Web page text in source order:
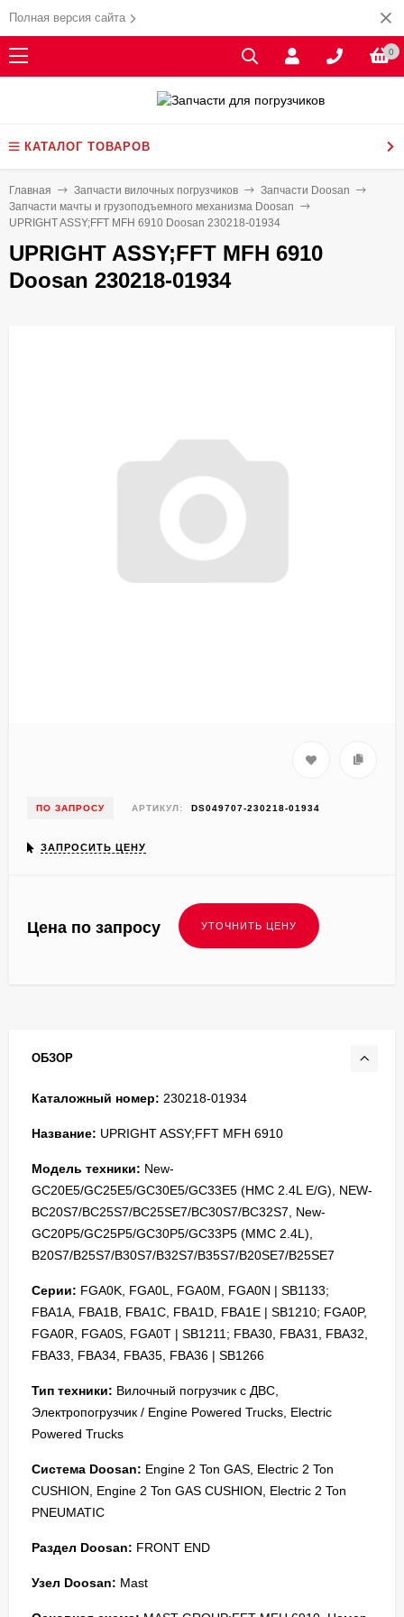
Полная версия сайта
0
КАТАЛОГ ТОВАРОВ
Главная Запчасти вилочных погрузчиков
Запчасти Doosan
Запчасти мачты и грузоподъемного механизма Doosan
UPRIGHT ASSY;FFT MFH 6910 Doosan 230218-01934
UPRIGHT ASSY;FFT MFH 6910
Doosan 230218-01934
ПО ЗАПРОСУ АРТИКУЛ: DS049707-230218-01934
ЗАПРОСИТЬ ЦЕНУ
Цена по запросу
ОБЗОР
Каталожный номер: 230218-01934
Название: UPRIGHT ASSY;FFT MFH 6910
Модель техники: New-
GC20E5/GC25E5/GC30E5/GC33E5 (HMC 2.4L E/G), NEW-
BC20S7/BC25S7/BC25SE7/BC30S7/BC32S7, New-
GC20P5/GC25P5/GC30P5/GC33P5 (MMC 2.4L),
B20S7/B25S7/B30S7/B32S7/B35S7/B20SE7/B25SE7
Серии: FGA0K, FGA0L, FGA0M, FGA0N | SB1133;
FBA1A, FBA1B, FBA1C, FBA1D, FBA1E | SB1210; FGA0P,
FGA0R, FGA0S, FGA0T | SB1211; FBA30, FBA31, FBA32,
FBA33, FBA34, FBA35, FBA36 | SB1266
Тип техники: Вилочный погрузчик с ДВС,
Электропогрузчик / Engine Powered Trucks, Electric
Powered Trucks
Система Doosan: Engine 2 Ton GAS, Electric 2 Ton
CUSHION, Engine 2 Ton GAS CUSHION, Electric 2 Ton
PNEUMATIC
Раздел Doosan: FRONT END
Узел Doosan: Mast